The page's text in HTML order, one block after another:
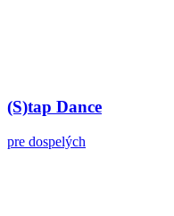
(S)tap Dance
pre dospelých